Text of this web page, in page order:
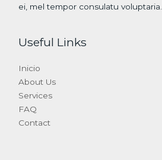
ei, mel tempor consulatu voluptaria.
Useful Links
Inicio
About Us
Services
FAQ
Contact